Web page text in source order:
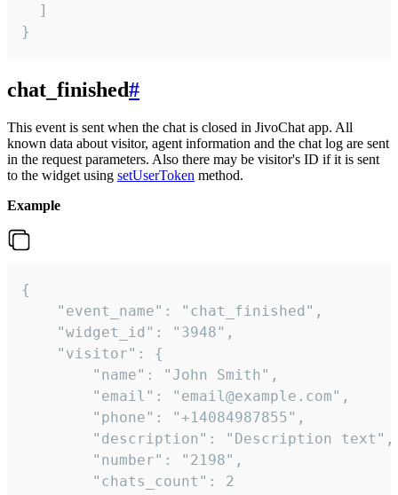
  ]
}
chat_finished#
This event is sent when the chat is closed in JivoChat app. All
known data about visitor, agent information and the chat log are sent
in the request parameters. Also there may be visitor's ID if it is sent
to the widget using setUserToken method.
Example
{
    "event_name": "chat_finished",
    "widget_id": "3948",
    "visitor": {
        "name": "John Smith",
        "email": "email@example.com",
        "phone": "+14084987855",
        "description": "Description text",
        "number": "2198",
        "chats_count": 2